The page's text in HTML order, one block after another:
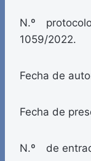
N.º
1059/2022.
Fecha de
Fecha de
N.º de